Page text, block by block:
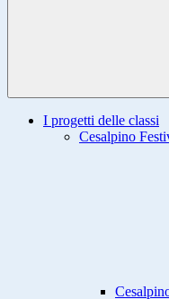
I progetti delle classi
Cesalpino